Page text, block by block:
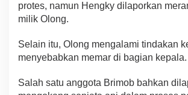
protes, namun Hengky dilaporkan
milik Olong.
Selain itu, Olong mengalami tindakan
menyebabkan memar di bagian kepala.
Salah satu anggota Brimob bahkan